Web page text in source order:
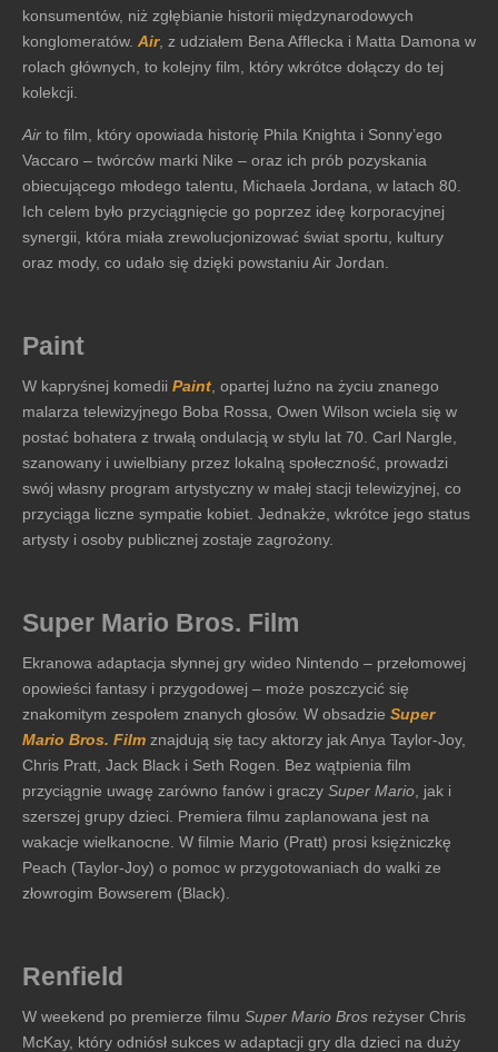
konsumentów, niż zgłębianie historii międzynarodowych
konglomeratów. Air, z udziałem Bena Afflecka i Matta Damona w
rolach głównych, to kolejny film, który wkrótce dołączy do tej
kolekcji.
Air to film, który opowiada historię Phila Knighta i Sonny’ego
Vaccaro – twórców marki Nike – oraz ich prób pozyskania
obiecującego młodego talentu, Michaela Jordana, w latach 80.
Ich celem było przyciągnięcie go poprzez ideę korporacyjnej
synergii, która miała zrewolucjonizować świat sportu, kultury
oraz mody, co udało się dzięki powstaniu Air Jordan.
Paint
W kapryśnej komedii Paint , opartej luźno na życiu znanego
malarza telewizyjnego Boba Rossa, Owen Wilson wciela się w
postać bohatera z trwałą ondulacją w stylu lat 70. Carl Nargle,
szanowany i uwielbiany przez lokalną społeczność, prowadzi
swój własny program artystyczny w małej stacji telewizyjnej, co
przyciąga liczne sympatie kobiet. Jednakże, wkrótce jego status
artysty i osoby publicznej zostaje zagrożony.
Super Mario Bros. Film
Ekranowa adaptacja słynnej gry wideo Nintendo – przełomowej
opowieści fantasy i przygodowej – może poszczycić się
znakomitym zespołem znanych głosów. W obsadzie Super
Mario Bros. Film znajdują się tacy aktorzy jak Anya Taylor-Joy,
Chris Pratt, Jack Black i Seth Rogen. Bez wątpienia film
przyciągnie uwagę zarówno fanów i graczy Super Mario , jak i
szerszej grupy dzieci. Premiera filmu zaplanowana jest na
wakacje wielkanocne. W filmie Mario (Pratt) prosi księżniczkę
Peach (Taylor-Joy) o pomoc w przygotowaniach do walki ze
złowrogim Bowserem (Black).
Renfield
W weekend po premierze filmu Super Mario Bros reżyser Chris
McKay, który odniósł sukces w adaptacji gry dla dzieci na duży